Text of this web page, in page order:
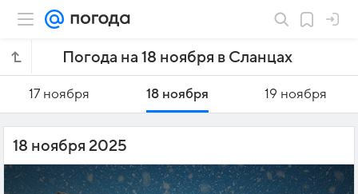
Погода на 18 ноября в Сланцах
17 ноября 18 ноября 19 ноября
18 ноября 2025